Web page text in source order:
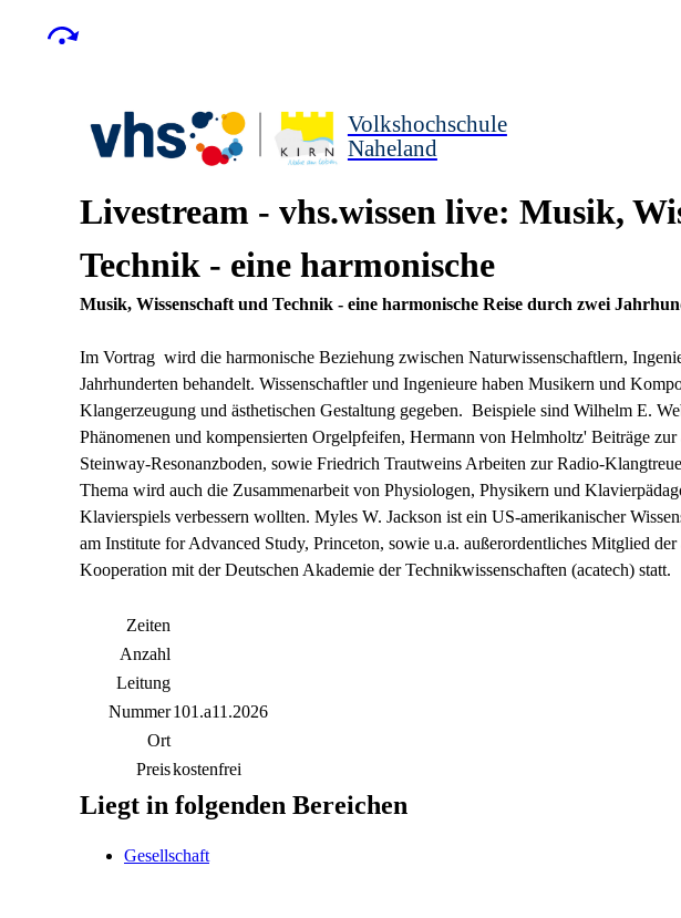
Volkshochschule
Naheland
Livestream - vhs.wissen live: Musik,
Technik - eine harmonische
Musik, Wissenschaft und Technik - eine harmonische Reise durch zwei
Im Vortrag wird die harmonische Beziehung zwischen Naturwissenschaftlern,
Jahrhunderten behandelt. Wissenschaftler und Ingenieure haben Musikern und
Klangerzeugung und ästhetischen Gestaltung gegeben. Beispiele sind Wilhelm E.
Phänomenen und kompensierten Orgelpfeifen, Hermann von Helmholtz' Beiträge zur
Steinway-Resonanzboden, sowie Friedrich Trautweins Arbeiten zur Radio-
Thema wird auch die Zusammenarbeit von Physiologen, Physikern und
Klavierspiels verbessern wollten. Myles W. Jackson ist ein US-amerikanischer
am Institute for Advanced Study, Princeton, sowie u.a. außerordentliches Mitglied
Kooperation mit der Deutschen Akademie der Technikwissenschaften (acatech) statt.
Zeiten
Anzahl
Leitung
Nummer101.a11.2026
Ort
Preiskostenfrei
Liegt in folgenden Bereichen
Gesellschaft